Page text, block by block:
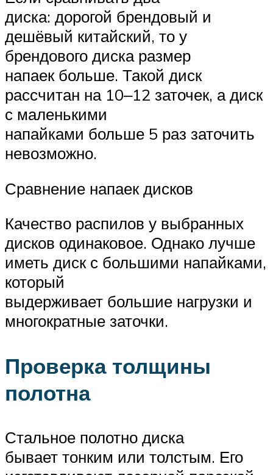
диска: дорогой брендовый и
дешёвый китайский, то у
брендового диска размер
напаек больше. Такой диск
рассчитан на 10‒12 заточек, а диск
с маленькими
напайками больше 5 раз заточить
невозможно.
Сравнение напаек дисков
Качество распилов у выбранных
дисков одинаковое. Однако лучше
иметь диск с большими напайками,
который
выдерживает большие нагрузки и
многократные заточки.
Проверка толщины
полотна
Стальное полотно диска
бывает тонким или толстым. Его